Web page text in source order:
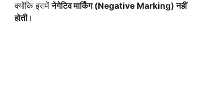
क्योंकि इसमेंनेगेटिव मार्किंग (Negative Marking) नहीं
होती।